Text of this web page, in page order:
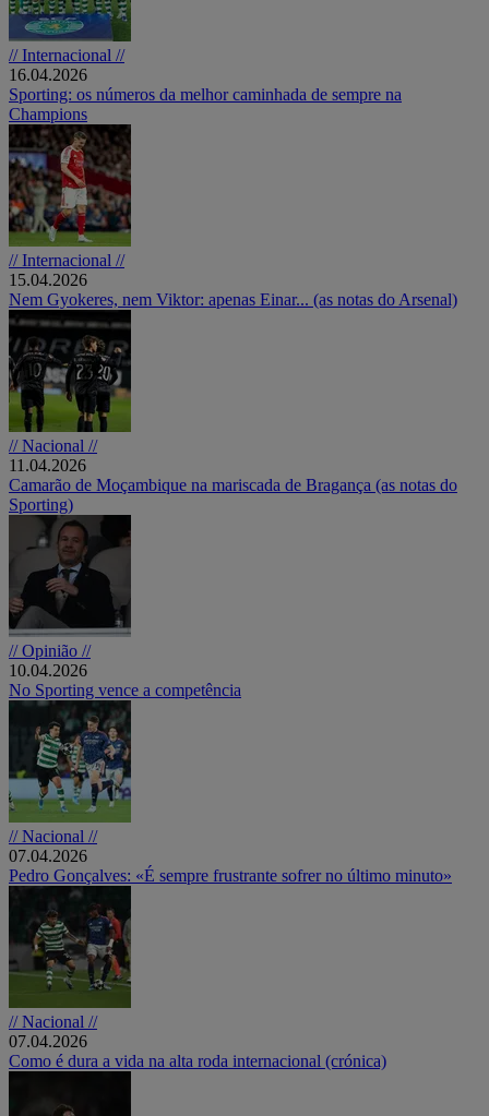
// Internacional //
16.04.2026
Sporting: os números da melhor caminhada de sempre na
Champions
// Internacional //
15.04.2026
Nem Gyokeres, nem Viktor: apenas Einar... (as notas do Arsenal)
// Nacional //
11.04.2026
Camarão de Moçambique na mariscada de Bragança (as notas do
Sporting)
// Opinião //
10.04.2026
No Sporting vence a competência
// Nacional //
07.04.2026
Pedro Gonçalves: «É sempre frustrante sofrer no último minuto»
// Nacional //
07.04.2026
Como é dura a vida na alta roda internacional (crónica)